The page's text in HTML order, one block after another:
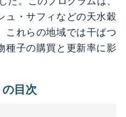
ュ・サフィなどの天水穀
これらの地域では干ばつ
種子の購買と更新率に影
目次